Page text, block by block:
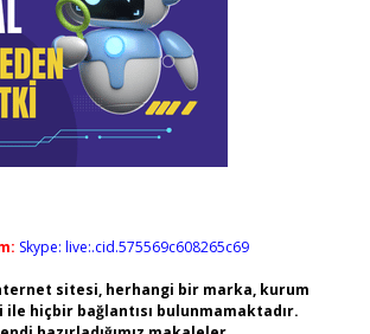
Skype: live:.cid.575569c608265c69
sitesi, herhangi bir marka, kurum
ile hiçbir bağlantısı bulunmamaktadır.